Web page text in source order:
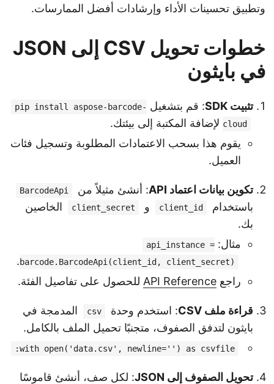
وتطبيق تحسينات الأداء وإرشادات أفضل الممارسات.
خطوات تحويل CSV إلى JSON
في بايثون
تثبيت SDK : قم بتشغيل pip install aspose-barcode-
cloudلإضافة المكتبة إلى بيئتك.
يقوم هذا بسحب الاعتمادات المطلوبة وتسجيل فئات
العميل.
تكوين بيانات اعتماد API : أنشئ مثيلاً من BarcodeApi
باستخدام client_id و client_secret
الخاصين
بك.
مثال:api_instance =
barcode.BarcodeApi(client_id, client_secret)
.
راجعAPI Referenceللحصول على تفاصيل الفئة.
قراءة ملف CSV : استخدم وحدة csv
المدمجة في
بايثون لتدفق الصفوف، متجنبًا تحميل الملف بالكامل.
with open('data.csv', newline='') as csvfile:
تحويل الصفوف إلى JSON
: لكل صف، أنشئ قاموسًا